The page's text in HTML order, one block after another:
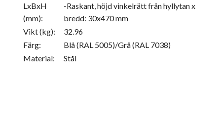
LxBxH
(mm):
-Raskant, höjd vinkelrätt från hyllytan x
bredd: 30x470 mm
Vikt (kg):
32.96
Färg:
Blå (RAL 5005)/Grå (RAL 7038)
Material:
Stål